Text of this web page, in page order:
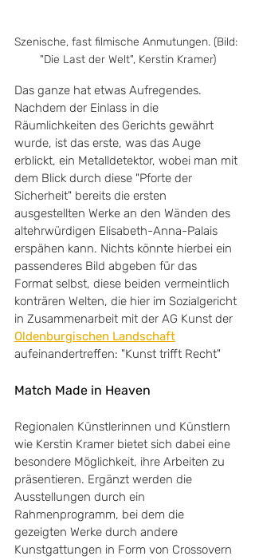
Szenische, fast filmische Anmutungen. (Bild:
"Die Last der Welt", Kerstin Kramer)
Das ganze hat etwas Aufregendes.
Nachdem der Einlass in die
Räumlichkeiten des Gerichts gewährt
wurde, ist das erste, was das Auge
erblickt, ein Metalldetektor, wobei man mit
dem Blick durch diese "Pforte der
Sicherheit" bereits die ersten
ausgestellten Werke an den Wänden des
altehrwürdigen Elisabeth-Anna-Palais
erspähen kann. Nichts könnte hierbei ein
passenderes Bild abgeben für das
Format selbst, diese beiden vermeintlich
konträren Welten, die hier im Sozialgericht
in Zusammenarbeit mit der AG Kunst der
Oldenburgischen Landschaft
aufeinandertreffen: "Kunst trifft Recht"
Match Made in Heaven
Regionalen Künstlerinnen und Künstlern
wie Kerstin Kramer bietet sich dabei eine
besondere Möglichkeit, ihre Arbeiten zu
präsentieren. Ergänzt werden die
Ausstellungen durch ein
Rahmenprogramm, bei dem die
gezeigten Werke durch andere
Kunstgattungen in Form von Crossovern